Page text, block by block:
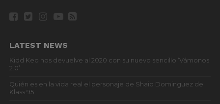
LATEST NEWS
Kidd Keo nos devuelve al 2020 con su nuevo sencillo ‘Vámonos
2.0’
Quién es en la vida real el personaje de Shaio Dominguez de
Klass 95